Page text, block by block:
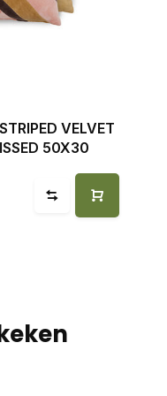
VELVET
50X30